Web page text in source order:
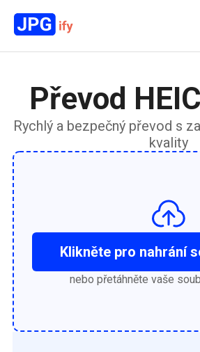
Převod
Rychlý a bezpečný převod s
kvality
Klikněte pro nahrání
nebo přetáhněte vaše